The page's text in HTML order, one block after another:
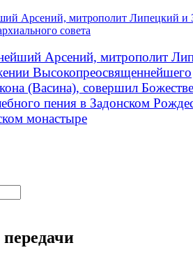
Арсений, митрополит Липецкий и
совета
Арсений, митрополит
Высокопреосвященнейшего
(Васина), совершил
пения в Задонском
монастыре